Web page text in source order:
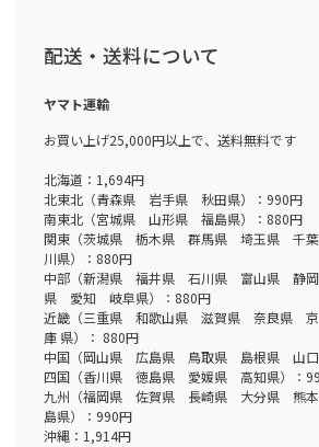
配送・送料について
ヤマト運輸
お買い上げ25,000円以上で、送料無料です
北海道：1,694円
北東北（青森県 岩手県 秋田県）：990円
南東北（宮城県 山形県 福島県）：880円
関東（茨城県 栃木県 群馬県 埼玉県 千
川県）：880円
中部（新潟県 福井県 石川県 富山県 静
県 愛知 岐阜県）：880円
近畿（三重県 和歌山県 滋賀県 奈良県
庫 県）： 880円
中国（岡山県 広島県 鳥取県 島根県 山口
四国（香川県 徳島県 愛媛県 高知県）：
九州（福岡県 佐賀県 長崎県 大分県 熊
島県）：990円
沖縄：1,914円